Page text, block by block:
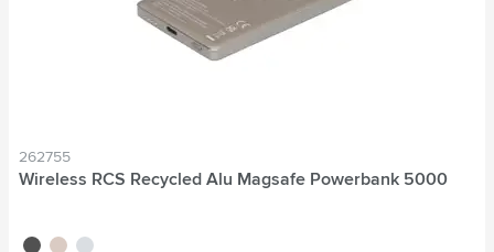
262755
Wireless RCS Recycled Alu Magsafe Powerbank 5000
noir titanebleu nordique